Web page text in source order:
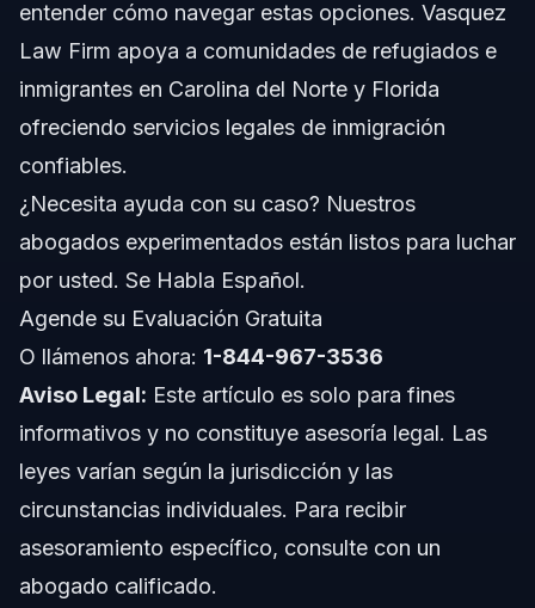
grandes del mundo?
¿Qué sucede después de 5 años de estatus de
educativas?
¿Pueden los refugiados asistir a escuelas públicas en
para refugiados?
¿Necesitan los refugiados ayuda legal para acceder a
Sobre Vasquez Law Firm
Confianza y Experiencia de Nuestros Abogados
Fuentes y Referencias
entender cómo navegar estas opciones. Vasquez
Law Firm apoya a comunidades de refugiados e
inmigrantes en Carolina del Norte y Florida
ofreciendo servicios legales de inmigración
confiables.
¿Necesita ayuda con su caso? Nuestros
abogados experimentados están listos para luchar
por usted. Se Habla Español.
Agende su Evaluación Gratuita
O llámenos ahora: 1-844-967-3536
Aviso Legal: Este artículo es solo para fines
informativos y no constituye asesoría legal. Las
leyes varían según la jurisdicción y las
circunstancias individuales. Para recibir
asesoramiento específico, consulte con un
abogado calificado.